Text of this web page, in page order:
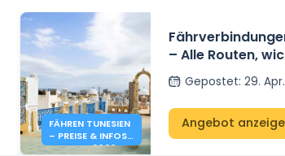
FÄHREN TUNESIEN
– PREISE & INFOS
SOMMER 2026
– Alle Routen,
undGepostet:29.
Angebot